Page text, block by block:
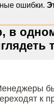
ошибки.
в
к